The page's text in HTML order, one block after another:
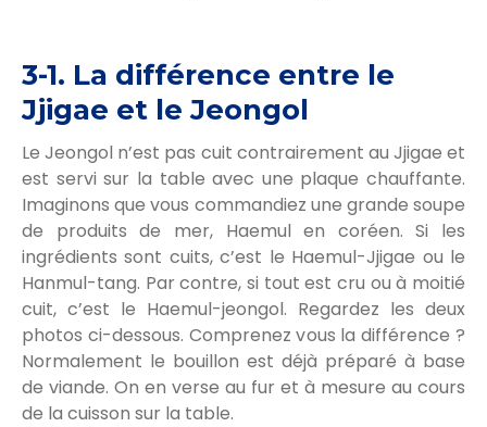
3-1. La différence entre le
Jjigae et le Jeongol
Le Jeongol n’est pas cuit contrairement au Jjigae et
est servi sur la table avec une plaque chauffante.
Imaginons que vous commandiez une grande soupe
de produits de mer, Haemul en coréen. Si les
ingrédients sont cuits, c’est le Haemul-Jjigae ou le
Hanmul-tang. Par contre, si tout est cru ou à moitié
cuit, c’est le Haemul-jeongol. Regardez les deux
photos ci-dessous. Comprenez vous la différence ?
Normalement le bouillon est déjà préparé à base
de viande. On en verse au fur et à mesure au cours
de la cuisson sur la table.